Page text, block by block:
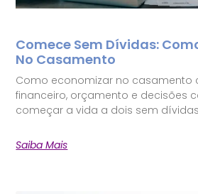
Comece Sem Dívidas:
No Casamento
Como economizar no casamento
financeiro, orçamento e decisões
começar a vida a dois sem
Saiba Mais